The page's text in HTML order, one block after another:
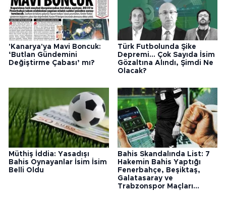
'Kanarya'ya Mavi Boncuk:
‘Butlan Gündemini
Değiştirme Çabası’ mı?
Türk Futbolunda Şike
Depremi... Çok Sayıda İsim
Gözaltına Alındı, Şimdi Ne
Olacak?
Müthiş İddia: Yasadışı
Bahis Oynayanlar İsim İsim
Belli Oldu
Bahis Skandalında List: 7
Hakemin Bahis Yaptığı
Fenerbahçe, Beşiktaş,
Galatasaray ve
Trabzonspor Maçları...